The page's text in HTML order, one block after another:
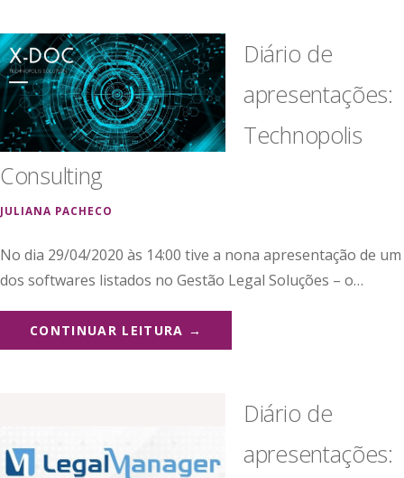
Diário de
apresentações:
Technopolis
Consulting
JULIANA PACHECO
No dia 29/04/2020 às 14:00 tive a nona apresentação de um
dos softwares listados no Gestão Legal Soluções – o…
CONTINUAR LEITURA →
Diário de
apresentações: